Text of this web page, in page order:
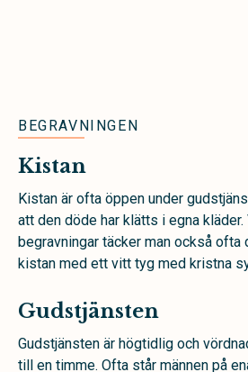
BEGRAVNINGEN
Kistan
Kistan är ofta öppen under
att den döde har klätts i egna
begravningar täcker man också ofta
kistan med ett vitt tyg med kristna
Gudstjänsten
Gudstjänsten är högtidlig och
till en timme. Ofta står männen på